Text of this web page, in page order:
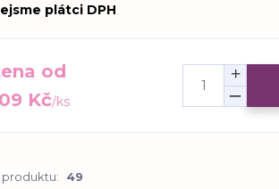
plátci DPH
od
Kč/ks
produktu: 49